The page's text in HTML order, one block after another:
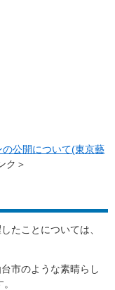
公開について(東京藝
ク＞
たことについては、
市のような素晴らし